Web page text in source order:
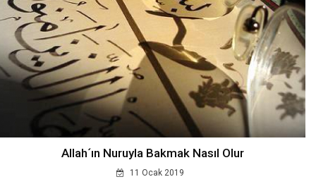
Allah´ın Nuruyla Bakmak Nasıl Olur
11 Ocak 2019